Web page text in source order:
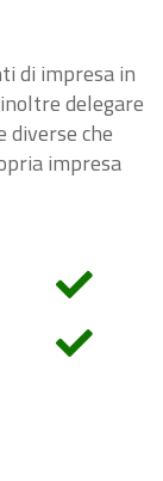
di impresa in
delegare
diverse che
impresa